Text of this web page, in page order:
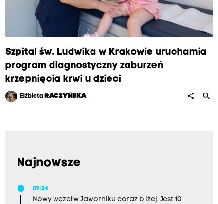
Szpital św. Ludwika w Krakowie uruchamia
program diagnostyczny zaburzeń
krzepnięcia krwi u dzieci
Elżbieta RACZYŃSKA share search
Najnowsze
09:24
Nowy węzeł w Jaworniku coraz bliżej. Jest 10